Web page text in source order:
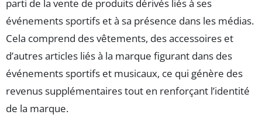
parti de la vente de produits dérivés liés à ses
événements sportifs et à sa présence dans les médias.
Cela comprend des vêtements, des accessoires et
d’autres articles liés à la marque figurant dans des
événements sportifs et musicaux, ce qui génère des
revenus supplémentaires tout en renforçant l’identité
de la marque.